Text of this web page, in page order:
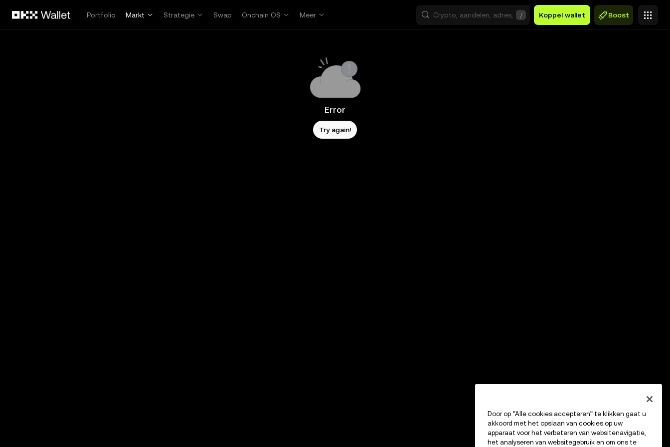
Portfolio
Markt Strategie Swap Onchain OS Meer / Koppel wallet Boost
Error
Try again!
Door op “Alle cookies accepteren” te klikken gaat u
akkoord met het opslaan van cookies op uw
apparaat voor het verbeteren van websitenavigatie,
het analyseren van websitegebruik en om ons te